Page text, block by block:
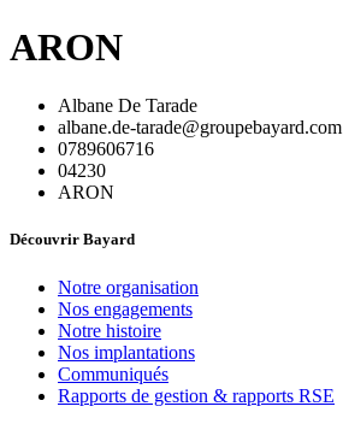
ARON
Albane De Tarade
albane.de-tarade@groupebayard.com
0789606716
04230
ARON
Découvrir Bayard
Notre organisation
Nos engagements
Notre histoire
Nos implantations
Communiqués
Rapports de gestion & rapports RSE